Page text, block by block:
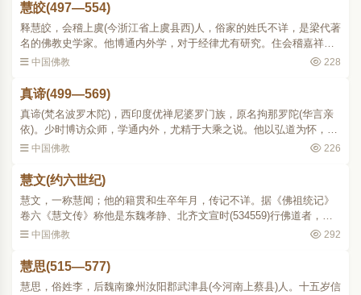
慧皎(497—554)
释慧皎，会稽上虞(今浙江省上虞县西)人，俗家的姓氏不详，是梁代著
名的佛教史学家。他博通内外学，对于经律尤有研究。住会稽嘉祥寺
(在今浙江省绍兴市)。每当春夏则讲说弘法，秋冬则专心著述。他还曾
中国佛教 228
真谛(499—569)
真谛(梵名波罗木陀)，西印度优禅尼婆罗门族，原名拘那罗陀(华言亲
依)。少时博访众师，学通内外，尤精于大乘之说。他以弘道为怀，泛
海南游，止于扶南国。梁武帝大同年间(535545)，派直后(官名)张汜送
中国佛教 226
慧文(约六世纪)
慧文，一称慧闻；他的籍贯和生卒年月，传记不详。据《佛祖统记》
卷六《慧文传》称他是东魏孝静、北齐文宣时(534559)行佛道者，另
一说他是北齐时(550577)专业大乘的人。根据慧思自述的《立誓愿
中国佛教 292
慧思(515—577)
慧思，俗姓李，后魏南豫州汝阳郡武津县(今河南上蔡县)人。十五岁信